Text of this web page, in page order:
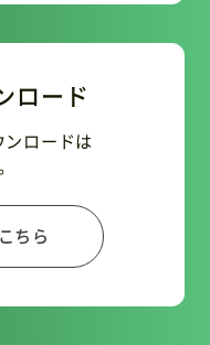
ロード
ロードは
ちら